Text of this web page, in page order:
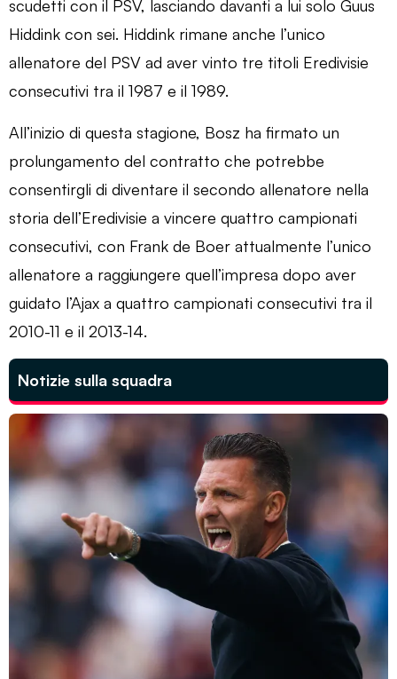
scudetti con il PSV, lasciando davanti a lui solo Guus
Hiddink con sei. Hiddink rimane anche l’unico
allenatore del PSV ad aver vinto tre titoli Eredivisie
consecutivi tra il 1987 e il 1989.
All’inizio di questa stagione, Bosz ha firmato un
prolungamento del contratto che potrebbe
consentirgli di diventare il secondo allenatore nella
storia dell’Eredivisie a vincere quattro campionati
consecutivi, con Frank de Boer attualmente l’unico
allenatore a raggiungere quell’impresa dopo aver
guidato l’Ajax a quattro campionati consecutivi tra il
2010-11 e il 2013-14.
Notizie sulla squadra